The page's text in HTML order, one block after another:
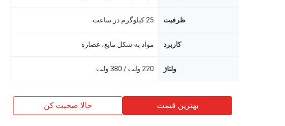
ظرفیت 25 کیلوگرم در ساعت
کاربرد مواد به شکل مایع، عصاره
ولتاژ 220 ولت / 380 ولت
بهترین قیمت حالا صحبت کن